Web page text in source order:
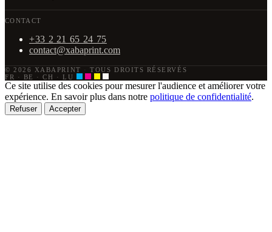
CONTACT
+33 2 21 65 24 75
contact@xabaprint.com
© 2026 XABAPRINT ·
TOUS DROITS RÉSERVÉS
FR · BE · CH · LU
Ce site utilise des cookies pour mesurer l'audience et améliorer votre
expérience. En savoir plus dans notre politique de confidentialité.
Refuser Accepter